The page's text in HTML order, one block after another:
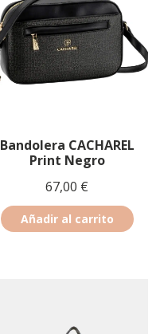
Bandolera CACHAREL
Print Negro
67,00 €
Añadir al carrito